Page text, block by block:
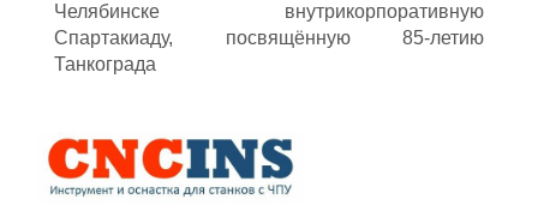
Челябинске внутрикорпоративную
Спартакиаду, посвящённую 85-летию
Танкограда